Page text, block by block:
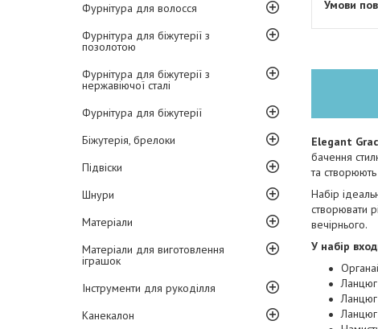
Фурнітура для волосся
Фурнітура для біжутерії з
позолотою
Фурнітура для біжутерії з
нержавіючої сталі
Фурнітура для біжутерії
Біжутерія, брелоки
Підвіски
Шнури
Матеріали
Матеріали для виготовлення
іграшок
Інструменти для рукоділля
Канекалон
Elegant
бачення
та
Набір
створювати
вечірнього.
У набір